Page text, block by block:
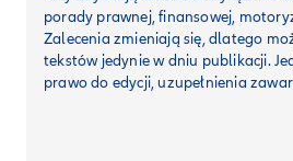
porady prawnej, finansowej,
Zalecenia zmieniają się, dlatego
tekstów jedynie w dniu publikacji.
prawo do edycji, uzupełnienia